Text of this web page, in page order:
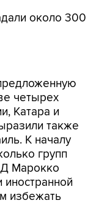
около 300
Катара и
также
К началу
групп
Марокко
избежать